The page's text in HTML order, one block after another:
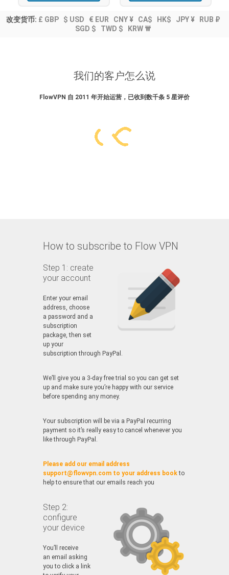
改变货币: £ GBP $ USD € EUR CNY ¥ CA$ HK$ JPY ¥
RUB ₽
SGD $
TWD $ KRW ₩
我们的客户怎么说
FlowVPN 自 2011 年开始运营，已收到数千条 5 星评价
How to subscribe to Flow VPN
Step 1: create
your account
Enter your email
address, choose
a password and a
subscription
package, then set
up your
subscription through PayPal.
We’ll give you a 3-day free trial so you can get set
up and make sure you’re happy with our service
before spending any money.
Your subscription will be via a PayPal recurring
payment so it’s really easy to cancel whenever you
like through PayPal.
Please add our email address
support@flowvpn.com to your address bookto
help to ensure that our emails reach you
Step 2:
configure
your device
You’ll receive
an email asking
you to click a link